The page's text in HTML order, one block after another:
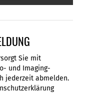
Sie mit
und Imaging-
jederzeit abmelden.